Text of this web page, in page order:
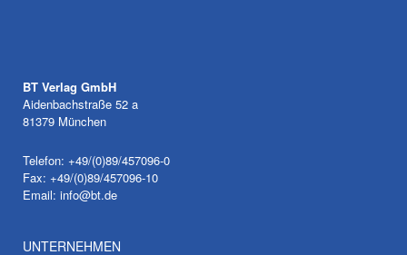
BT Verlag GmbH
Aidenbachstraße 52 a
81379 München
Telefon: +49/(0)89/457096-0
Fax: +49/(0)89/457096-10
Email: info@bt.de
UNTERNEHMEN